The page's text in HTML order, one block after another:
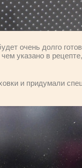
очень долго
указано в
и придумали